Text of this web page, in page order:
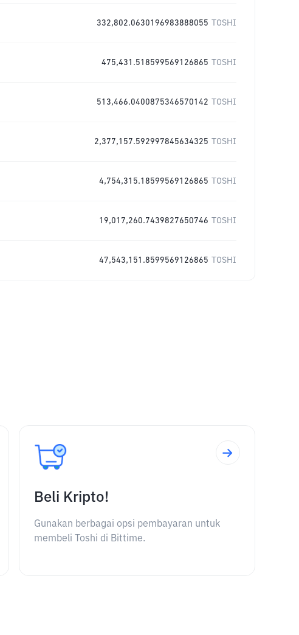
332,802.0630196983888055 TOSHI
475,431.518599569126865 TOSHI
513,466.0400875346570142 TOSHI
2,377,157.592997845634325 TOSHI
4,754,315.18599569126865 TOSHI
19,017,260.7439827650746 TOSHI
47,543,151.8599569126865 TOSHI
Beli Kripto!
Gunakan berbagai opsi pembayaran untuk
membeli Toshi di Bittime.